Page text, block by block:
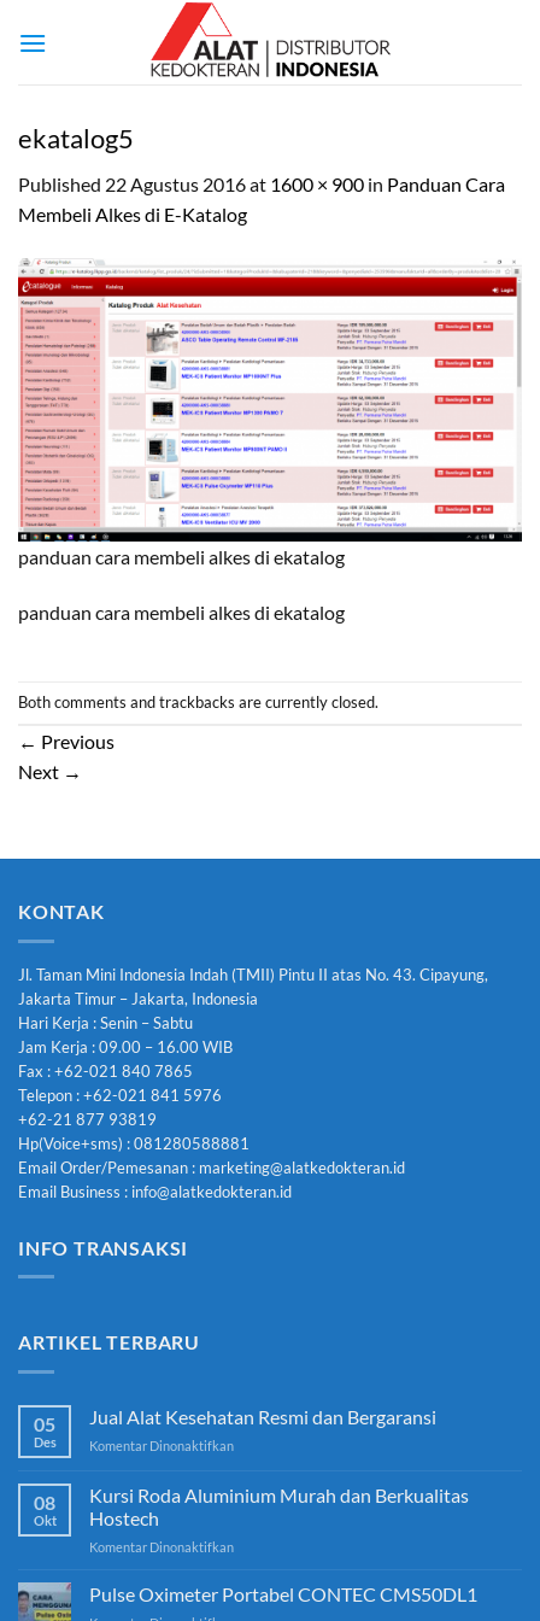
ekatalog5
Published 22 Agustus 2016at 1600 × 900 in Panduan Cara
Membeli Alkes di E-Katalog
panduan cara membeli alkes di ekatalog
panduan cara membeli alkes di ekatalog
Both comments and trackbacks are currently closed.
← Previous
Next →
KONTAK
Jl. Taman Mini Indonesia Indah (TMII) Pintu II atas No. 43. Cipayung,
Jakarta Timur – Jakarta, Indonesia
Hari Kerja : Senin – Sabtu
Jam Kerja : 09.00 – 16.00 WIB
Fax : +62-021 840 7865
Telepon : +62-021 841 5976
+62-21 877 93819
Hp(Voice+sms) : 081280588881
Email Order/Pemesanan : marketing@alatkedokteran.id
Email Business : info@alatkedokteran.id
INFO TRANSAKSI
ARTIKEL TERBARU
05
Des
Jual Alat Kesehatan Resmi dan Bergaransi
Komentar Dinonaktifkanpada
Kesehatan
dan
08
Okt
Kursi Roda Aluminium Murah dan Berkualitas
Hostech
Komentar Dinonaktifkanpada
Roda
Aluminium
Pulse Oximeter Portabel CONTEC CMS50DL1